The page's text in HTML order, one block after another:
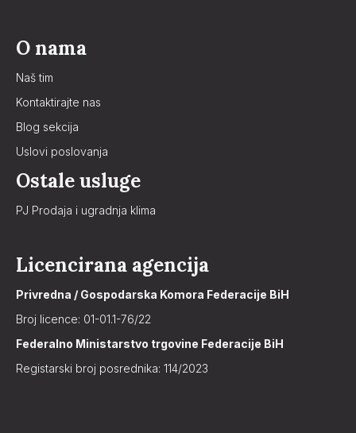
O nama
Naš tim
Kontaktirajte nas
Blog sekcija
Uslovi poslovanja
Ostale usluge
PJ Prodaja i ugradnja klima
Licencirana agencija
Privredna / Gospodarska Komora Federacije BiH
Broj licence: 01-01.1-76/22
Federalno Ministarstvo trgovine Federacije BiH
Registarski broj posrednika: 114/2023